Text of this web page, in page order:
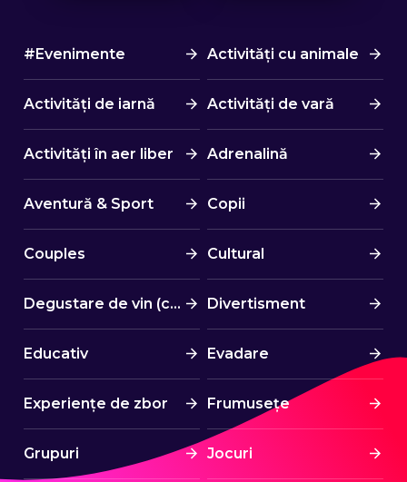
#Evenimente Activități cu animale
Activități de iarnă Activități de vară
Activități în aer liber Adrenalină
Aventură & Sport Copii
Couples Cultural
Degustare de vin (cină) Divertisment
Educativ Evadare
Experiențe de zbor Frumusețe
Grupuri Jocuri